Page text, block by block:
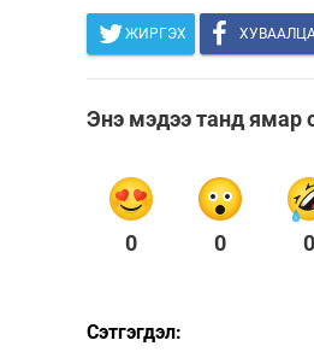
ЖИРГЭХ
Энэ мэдээ танд ямар
0 0 0
Сэтгэгдэл: